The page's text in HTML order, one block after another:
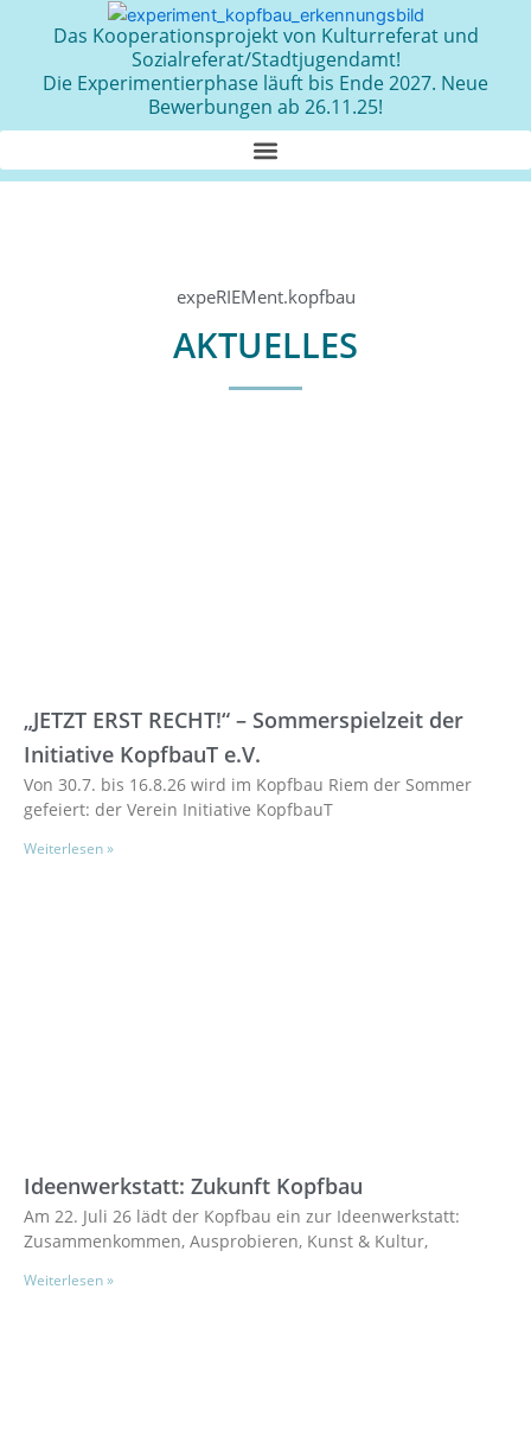
Das Kooperationsprojekt von Kulturreferat und
Sozialreferat/Stadtjugendamt!
Die Experimentierphase läuft bis Ende 2027. Neue
Bewerbungen ab 26.11.25!
expeRIEMent.kopfbau
AKTUELLES
„JETZT ERST RECHT!“ – Sommerspielzeit der
Initiative KopfbauT e.V.
Von 30.7. bis 16.8.26 wird im Kopfbau Riem der Sommer
gefeiert: der Verein Initiative KopfbauT
Weiterlesen »
Ideenwerkstatt: Zukunft Kopfbau
Am 22. Juli 26 lädt der Kopfbau ein zur Ideenwerkstatt:
Zusammenkommen, Ausprobieren, Kunst & Kultur,
Weiterlesen »